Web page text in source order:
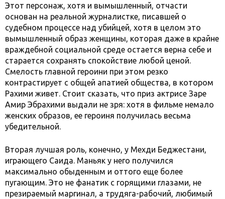
Этот персонаж, хотя и вымышленный, отчасти
основан на реальной журналистке, писавшей о
судебном процессе над убийцей, хотя в целом это
вымышленный образ женщины, которая даже в крайне
враждебной социальной среде остается верна себе и
старается сохранять спокойствие любой ценой.
Смелость главной героини при этом резко
контрастирует с общей апатией общества, в котором
Рахими живет. Стоит сказать, что приз актрисе Заре
Амир Эбрахими выдали не зря: хотя в фильме немало
женских образов, ее героиня получилась весьма
убедительной.
Вторая лучшая роль, конечно, у Мехди Беджестани,
играющего Саида. Маньяк у него получился
максимально обыденным и оттого еще более
пугающим. Это не фанатик с горящими глазами, не
презираемый маргинал, а трудяга-рабочий, любимый